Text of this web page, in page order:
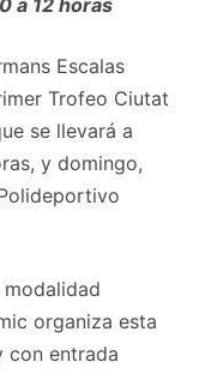
Escalas
Trofeo Ciutat
se llevará a
y domingo,
organiza esta
con entrada